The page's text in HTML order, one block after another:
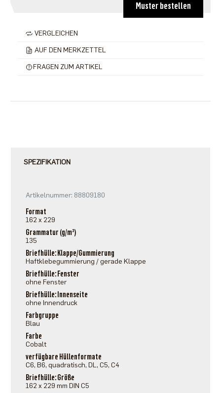
Muster bestellen
VERGLEICHEN
AUF DEN MERKZETTEL
FRAGEN ZUM ARTIKEL
SPEZIFIKATION
Artikelnummer: 88809180
Format
162 x 229
Grammatur (g/m²)
135
Briefhülle: Klappe/Gummierung
Haftklebegummierung / gerade Klappe
Briefhülle: Fenster
ohne Fenster
Briefhülle: Innenseite
ohne Innendruck
Farbgruppe
Blau
Farbe
Cobalt
verfügbare Hüllenformate
C6, B6, quadratisch, DL, C5, C4
Briefhülle: Größe
162 x 229 mm DIN C5